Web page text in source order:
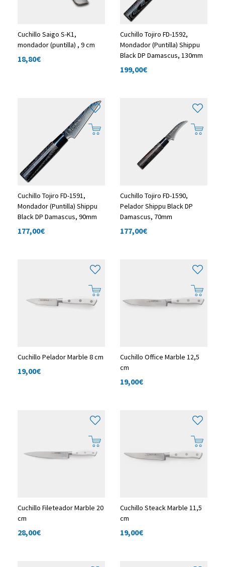
Cuchillo Saigo S-K1,
mondador (puntilla) , 9 cm
18,80€
Cuchillo Tojiro FD-1592,
Mondador (Puntilla) Shippu
Black DP Damascus, 130mm
199,00€
Cuchillo Tojiro FD-1591,
Mondador (Puntilla) Shippu
Black DP Damascus, 90mm
177,00€
Cuchillo Tojiro FD-1590,
Pelador Shippu Black DP
Damascus, 70mm
177,00€
Cuchillo Pelador Marble 8 cm
19,00€
Cuchillo Office Marble 12,5
cm
19,00€
Cuchillo Fileteador Marble 20
cm
28,00€
Cuchillo Steack Marble 11,5
cm
19,00€